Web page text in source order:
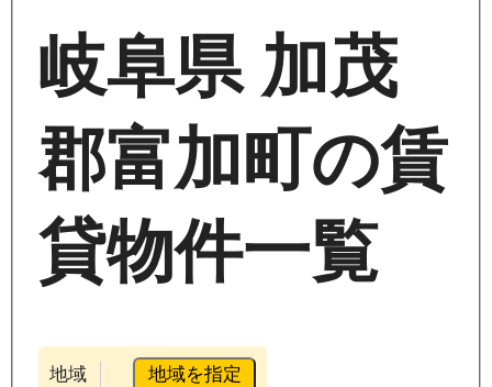
岐阜県 加茂
郡富加町の賃
貸物件一覧
地域 地域を指定